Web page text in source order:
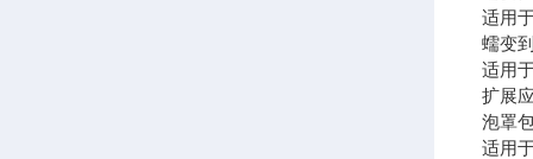
适用
蠕变
适用
扩展
泡罩
适用